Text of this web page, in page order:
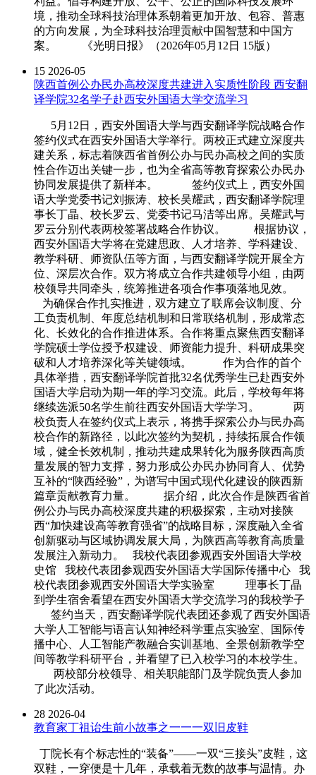
境，推动全球科技治理体系朝着更加开放、包容、普惠
的方向发展，为全球科技治理贡献中国智慧和中国方
案。 《光明日报》（2026年05月12日 15版）
15 2026-05
陕西首例公办民办高校深度共建进入实质性阶段 西安翻
译学院32名学子赴西安外国语大学交流学习
5月12日，西安外国语大学与西安翻译学院战略合作
签约仪式在西安外国语大学举行。两校正式建立深度共
建关系，标志着陕西省首例公办与民办高校之间的实质
性合作迈出关键一步，也为全省高等教育探索公办民办
协同发展提供了新样本。 签约仪式上，西安外国
语大学党委书记刘振涛、校长吴耀武，西安翻译学院理
事长丁晶、校长罗云、党委书记马洁等出席。吴耀武与
罗云分别代表两校签署战略合作协议。 根据协议，
西安外国语大学将在党建思政、人才培养、学科建设、
教学科研、师资队伍等方面，与西安翻译学院开展全方
位、深层次合作。双方将成立合作共建领导小组，由两
校领导共同牵头，统筹推进各项合作事项落地见效。
为确保合作扎实推进，双方建立了联席会议制度、分
工负责机制、年度总结机制和日常联络机制，形成常态
化、长效化的合作推进体系。合作将重点聚焦西安翻译
学院硕士学位授予权建设、师资能力提升、科研成果突
破和人才培养深化等关键领域。 作为合作的首个
具体举措，西安翻译学院首批32名优秀学生已赴西安外
国语大学启动为期一年的学习交流。此后，学校每年将
继续选派50名学生前往西安外国语大学学习。 两
校负责人在签约仪式上表示，将携手探索公办与民办高
校合作的新路径，以此次签约为契机，持续拓展合作领
域，健全长效机制，推动共建成果转化为服务陕西高质
量发展的智力支撑，努力形成公办民办协同育人、优势
互补的“陕西经验”，为谱写中国式现代化建设的陕西新
篇章贡献教育力量。 据介绍，此次合作是陕西省首
例公办与民办高校深度共建的积极探索，主动对接陕
西“加快建设高等教育强省”的战略目标，深度融入全省
创新驱动与区域协调发展大局，为陕西高等教育高质量
发展注入新动力。 我校代表团参观西安外国语大学校
史馆 我校代表团参观西安外国语大学国际传播中心 我
校代表团参观西安外国语大学实验室 理事长丁晶
到学生宿舍看望在西安外国语大学交流学习的我校学子
签约当天，西安翻译学院代表团还参观了西安外国语
大学人工智能与语言认知神经科学重点实验室、国际传
播中心、人工智能产教融合实训基地、全景创新教学空
间等教学科研平台，并看望了已入校学习的本校学生。
两校部分校领导、相关职能部门及学院负责人参加
了此次活动。
28 2026-04
教育家丁祖诒生前小故事之一一一双旧皮鞋
丁院长有个标志性的“装备”——一双“三接头”皮鞋，这
双鞋，一穿便是十几年，承载着无数的故事与温情。办